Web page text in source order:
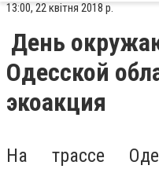
13:00, 22 квітня 2018 р.
День
Одесской
экоакция
На трассе